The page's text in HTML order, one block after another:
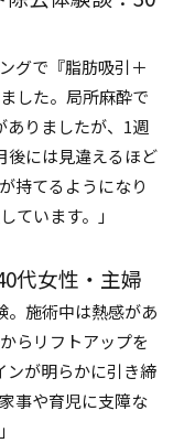
グで『脂肪吸引＋
した。局所麻酔で
ありましたが、1週
後には見違えるほど
持てるようになり
ています。」
代女性・主婦
。施術中は熱感があ
らリフトアップを
ンが明らかに引き締
事や育児に支障な